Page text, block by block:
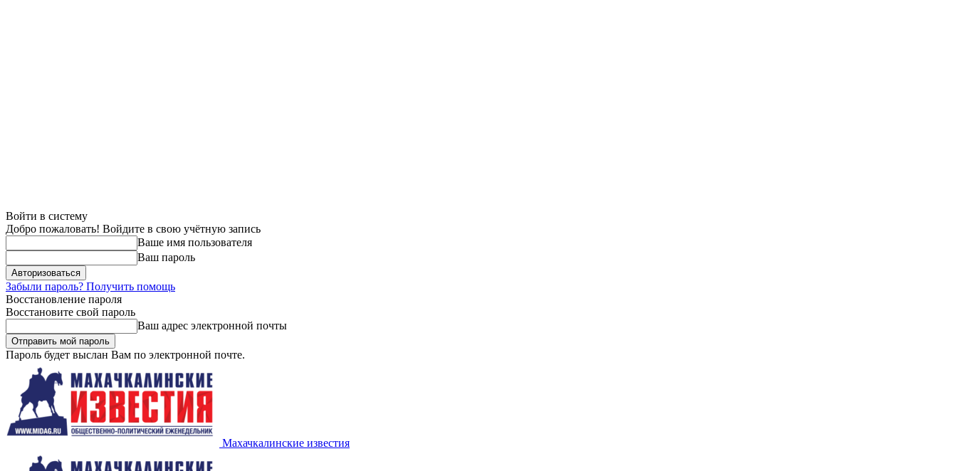
Войти в систему
Добро пожаловать! Войдите в свою учётную запись
Ваше имя пользователя
Ваш пароль
Забыли пароль? Получить помощь
Восстановление пароля
Восстановите свой пароль
Ваш адрес электронной почты
Пароль будет выслан Вам по электронной почте.
Махачкалинские известия